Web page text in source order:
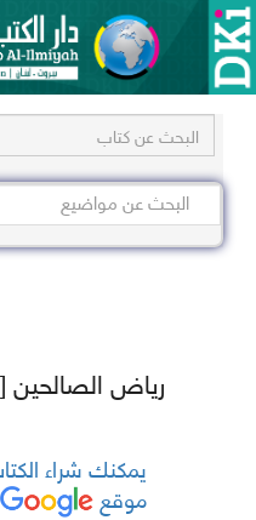
رياض الصالحين
يمكنك شراء
موقع